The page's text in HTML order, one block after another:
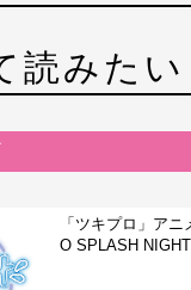
読みたい
「ツキプロ」ア
O SPLASH NIGHT